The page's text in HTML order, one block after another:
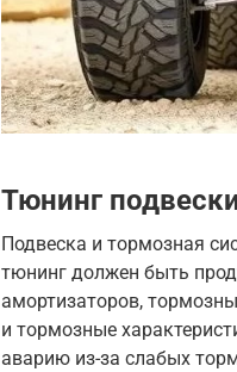
Тюнинг
Подвеска и тормозная
тюнинг должен быть
амортизаторов,
и тормозные
аварию из-за слабых